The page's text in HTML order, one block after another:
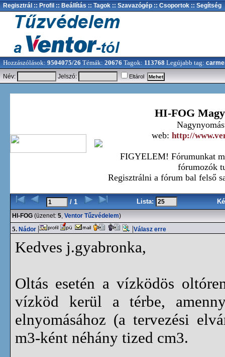
Regisztrál :: Profil :: Beállítás :: Tagok :: Szavazógép :: Csoportok :: Segítség
Hozzászólások: 9504075/26 Témák: 20676 Tagok: 113768 Legújabb tag:
Név:
Jelszó: Eltárol
HI-FOG
web: http://
FIGYELEM! Fórumunkat
fórumozók
Regisztrálni a fórum bal felső
/ 1 Lista:
HI-FOG (üzenet: 5, Ventor Tűzvédelem)
5. Nádor | |Válasz erre
Kedves j.gyabronka,
Oltás esetén a vízködös
vízköd kerül a térbe,
elnyomásához (a tervezési
m3-ként néhány tized cm3.